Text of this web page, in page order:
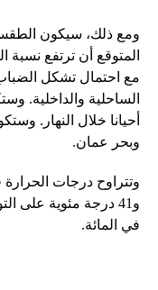
ومع ذلك، سيكون الطقس
المتوقع أن ترتفع نسبة
مع احتمال تشكل
الساحلية والداخلية.
أحيانا خلال النهار.
وبحر عمان.
في المائة.